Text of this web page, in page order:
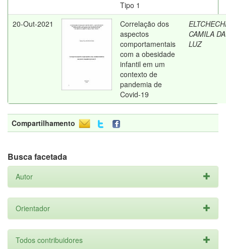
Tipo 1
20-Out-2021
Correlação dos
aspectos
comportamentais
com a obesidade
infantil em um
contexto de
pandemia de
Covid-19
CAMILA DA
LUZ
Compartilhamento
Busca facetada
Autor
Orientador
Todos contribuidores